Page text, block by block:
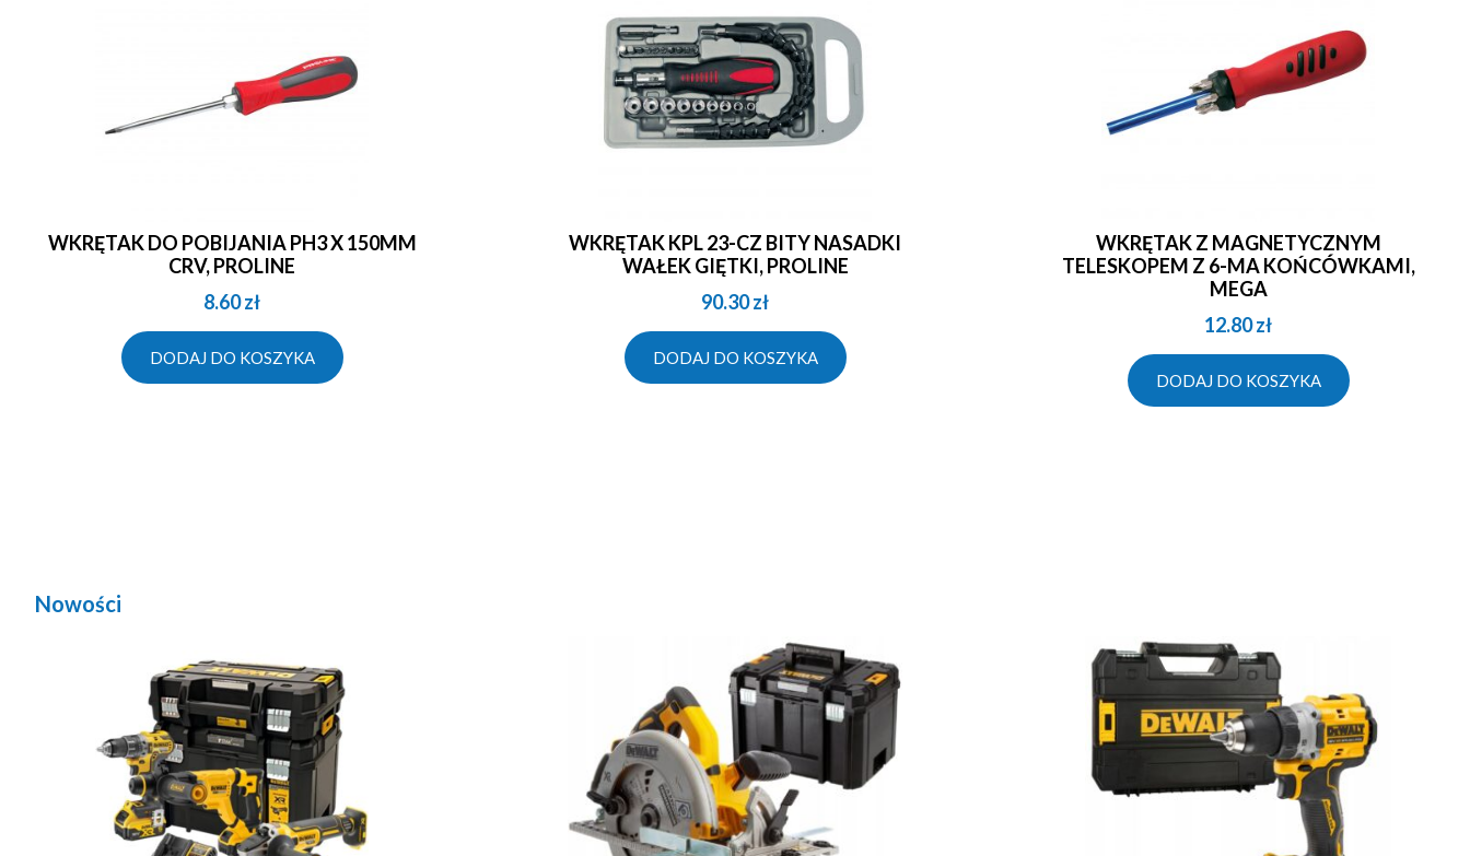
WKRĘTAK DO POBIJANIA PH3 X 150MM
CRV, PROLINE
8.60zł
DODAJ DO KOSZYKA
WKRĘTAK KPL 23-CZ BITY NASADKI
WAŁEK GIĘTKI, PROLINE
90.30zł
DODAJ DO KOSZYKA
WKRĘTAK Z MAGNETYCZNYM
TELESKOPEM Z 6-MA KOŃCÓWKAMI,
MEGA
12.80zł
DODAJ DO KOSZYKA
Nowości